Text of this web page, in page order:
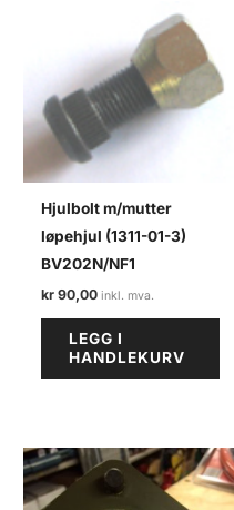
Hjulbolt m/mutter
løpehjul (1311-01-3)
BV202N/NF1
kr 90,00
LEGG I
HANDLEKURV